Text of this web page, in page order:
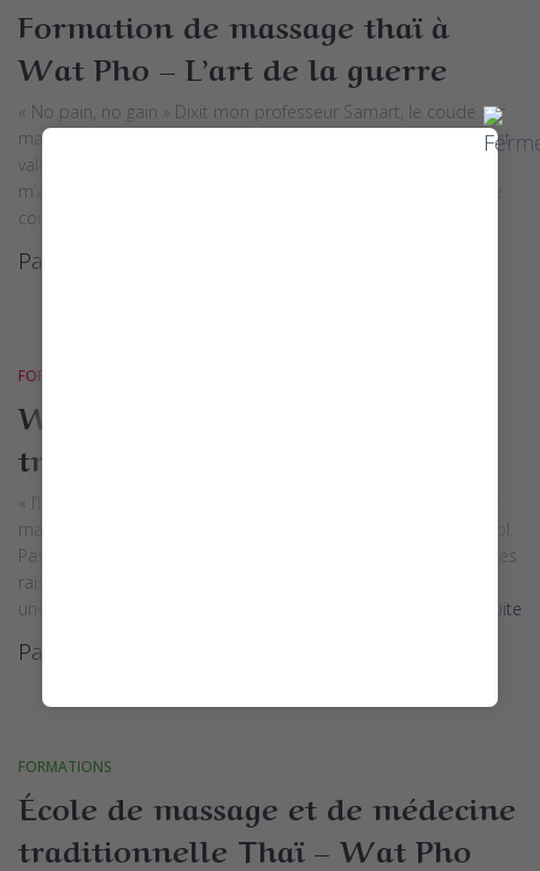
Formation de massage thaï à
Wat Pho – L’art de la guerre
« No pain, no gain » Dixit mon professeur Samart, le coude sur
ma hanche. La première partie de cette seconde formation est
validée ! Yehaaaaaaa ! Je partage avec vous cette nouvelle qui
m’a value la perte de mes deux pouces. Cette première partie
concerne la pratique uniquement et pendant une
Par
FORMATIONS
Wat Pho – Massage thaï
traditionnel avancé – Round 1
« I’ll be back » Arnold Schwarzenegger Comme prévu, j’entame
ma seconde formation au Watpo medical thaï massage school.
Pas comme prévu, je la commence 2 mois plus tôt ^^. Pour des
raisons d’organisation de voyage, il se trouve que nous avons
une semaine à perdre avant de repartir vers le Nord.
Lire la suite
Par
FORMATIONS
École de massage et de médecine
traditionnelle Thaï – Wat Pho